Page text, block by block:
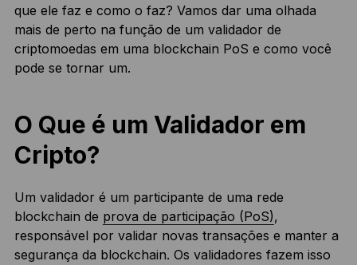
que ele faz e como o faz? Vamos dar uma olhada
mais de perto na função de um validador de
criptomoedas em uma blockchain PoS e como você
pode se tornar um.
O Que é um Validador em
Cripto?
Um validador é um participante de uma rede
blockchain de prova de participação (PoS),
responsável por validar novas transações e manter a
segurança da blockchain. Os validadores fazem isso